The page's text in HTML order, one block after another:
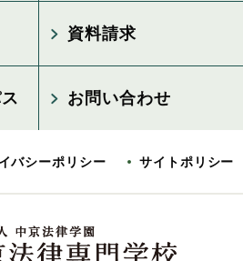
資料請求
お問い合わせ
バシーポリシー サイトポリシー